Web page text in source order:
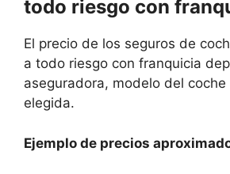
todo riesgo con
El precio de los seguros de
a todo riesgo con franquicia
aseguradora, modelo del coche
elegida.
Ejemplo de precios